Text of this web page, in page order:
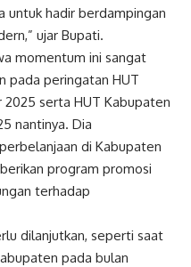
untuk hadir berdampingan
ujar Bupati.
momentum ini sangat
pada peringatan HUT
serta HUT Kabupaten
nantinya. Dia
di Kabupaten
program promosi
terhadap
dilanjutkan, seperti saat
pada bulan